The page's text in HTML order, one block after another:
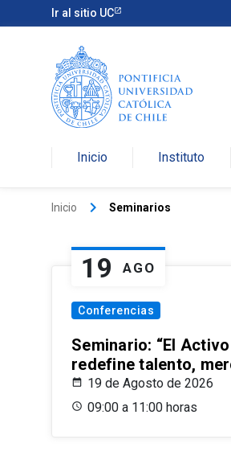
Ir al sitio UC
Inicio Instituto
Inicio keyboard_arrow_right Seminarios
19 AGO
Conferencias
Seminario: “El
redefine talento,
19 de Agosto de 2026
09:00 a 11:00 horas